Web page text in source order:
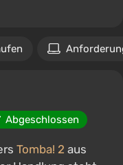
Abgeschlossen
Tomba! 2 aus